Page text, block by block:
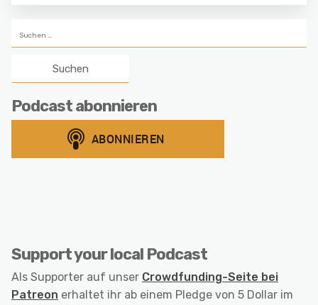
nach:
Podcast abonnieren
Support your local Podcast
Als Supporter auf unser Crowdfunding-Seite bei
Patreon erhaltet ihr ab einem Pledge von 5 Dollar im